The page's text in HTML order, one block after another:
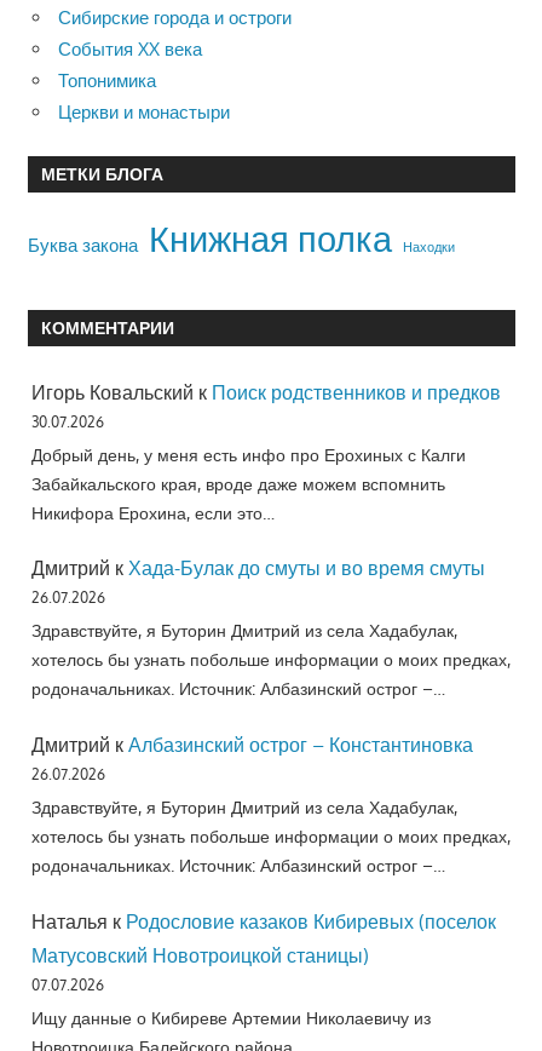
Сибирские города и остроги
События XX века
Топонимика
Церкви и монастыри
МЕТКИ БЛОГА
Буква закона Книжная полка Находки
КОММЕНТАРИИ
Игорь Ковальский к Поиск родственников и предков
30.07.2026
Добрый день, у меня есть инфо про Ерохиных с Калги
Забайкальского края, вроде даже можем вспомнить
Никифора Ерохина, если это…
Дмитрий к Хада-Булак до смуты и во время смуты
26.07.2026
Здравствуйте, я Буторин Дмитрий из села Хадабулак,
хотелось бы узнать побольше информации о моих предках,
родоначальниках. Источник: Албазинский острог –…
Дмитрий к Албазинский острог – Константиновка
26.07.2026
Здравствуйте, я Буторин Дмитрий из села Хадабулак,
хотелось бы узнать побольше информации о моих предках,
родоначальниках. Источник: Албазинский острог –…
Наталья к Родословие казаков Кибиревых (поселок
Матусовский Новотроицкой станицы)
07.07.2026
Ищу данные о Кибиреве Артемии Николаевичу из
Новотроицка Балейского района